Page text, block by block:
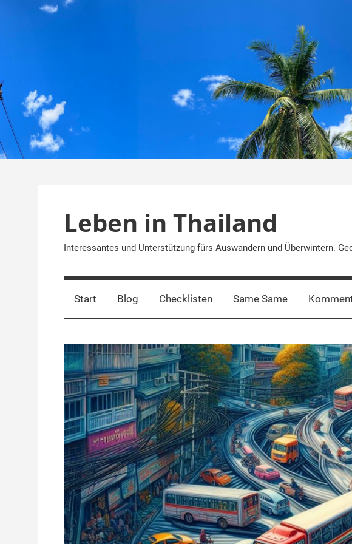
Leben in Thailand
Interessantes und Unterstützung fürs Auswandern und Überwintern.
Start Blog Checklisten Same Same